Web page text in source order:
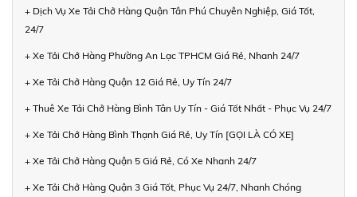
+ Dịch Vụ Xe Tải Chở Hàng Quận Tân Phú Chuyên Nghiệp, Giá Tốt,
24/7
+ Xe Tải Chở Hàng Phường An Lạc TPHCM Giá Rẻ, Nhanh 24/7
+ Xe Tải Chở Hàng Quận 12 Giá Rẻ, Uy Tín 24/7
+ Thuê Xe Tải Chở Hàng Bình Tân Uy Tín - Giá Tốt Nhất - Phục Vụ 24/7
+ Xe Tải Chở Hàng Bình Thạnh Giá Rẻ, Uy Tín [GỌI LÀ CÓ XE]
+ Xe Tải Chở Hàng Quận 5 Giá Rẻ, Có Xe Nhanh 24/7
+ Xe Tải Chở Hàng Quận 3 Giá Tốt, Phục Vụ 24/7, Nhanh Chóng